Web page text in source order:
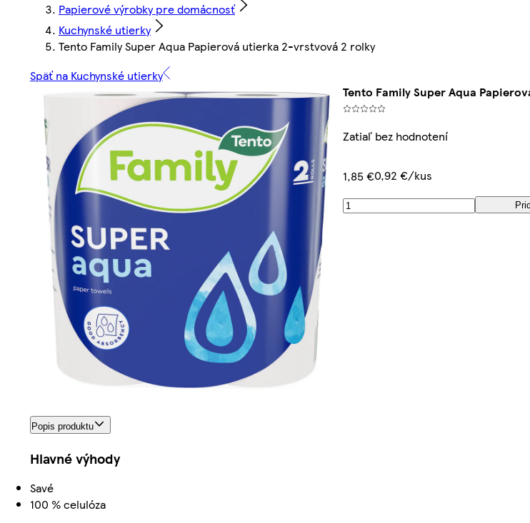
Papierové výrobky pre domácnosť
Kuchynské utierky
Tento Family Super Aqua Papierová utierka 2-vrstvová 2 rolky
Späť na Kuchynské utierky
Tento Family Super Aqua
Zatiaľ bez hodnotení
1,85 €0,92 €/kus
Popis produktu
Hlavné výhody
Savé
100 % celulóza